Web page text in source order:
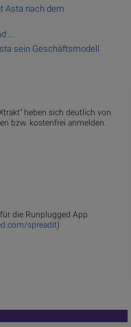
Asta nach dem
...
sein Geschäftsmodell
heben sich deutlich von
bzw. kostenfrei anmelden.
die Runplugged App
spreadit)